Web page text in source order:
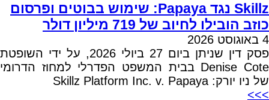
Skillz נגד Papaya: שימוש בבוטים ופרסום
כוזב הובילו לחיוב של 719 מיליון דולר
4 באוגוסט 2026
פסק דין שניתן ביום 27 ביולי 2026, על ידי השופטת
Denise Cote בבית המשפט הפדרלי למחוז הדרומי
של ניו יורק: Skillz Platform Inc. v. Papaya
>>>